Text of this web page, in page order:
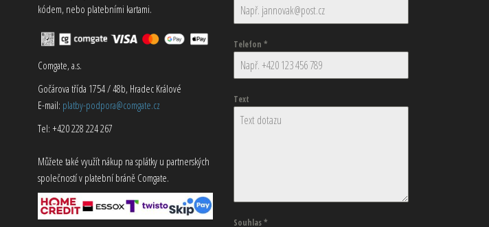
kódem, nebo platebními kartami.
Comgate, a.s.
Gočárova třída 1754 / 48b, Hradec Králové
E-mail: platby-podpora@comgate.cz
Tel: +420 228 224 267
Můžete také využít nákup na splátky u partnerských
společností v platební bráně Comgate.
Telefon *
Text
Souhlas*